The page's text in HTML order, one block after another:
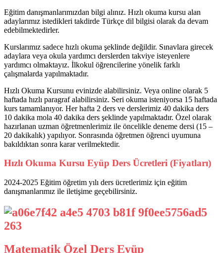
Eğitim danışmanlarımızdan bilgi alınız. Hızlı okuma kursu alan
adaylarımız istedikleri takdirde Türkçe dil bilgisi olarak da devam
edebilmektedirler.
Kurslarımız sadece hızlı okuma şeklinde değildir. Sınavlara girecek
adaylara veya okula yardımcı derslerden takviye isteyenlere
yardımcı olmaktayız. İlkokul öğrencilerine yönelik farklı
çalışmalarda yapılmaktadır.
Hızlı Okuma Kursunu evinizde alabilirsiniz. Veya online olarak 5
haftada hızlı paragraf alabilirsiniz. Seri okuma isteniyorsa 15 haftada
kurs tamamlanıyor. Her hafta 2 ders ve derslerimiz 40 dakika ders
10 dakika mola 40 dakika ders şeklinde yapılmaktadır. Özel olarak
hazırlanan uzman öğretmenlerimiz ile öncelikle deneme dersi (15 –
20 dakikalık) yapılıyor. Sonrasında öğretmen öğrenci uyumuna
bakıldıktan sonra karar verilmektedir.
Hızlı Okuma Kursu Eyüp Ders Ücretleri (Fiyatları)
2024-2025 Eğitim öğretim yılı ders ücretlerimiz için eğitim
danışmanlarımız ile iletişime geçebilirsiniz.
Matematik Özel Ders Eyüp